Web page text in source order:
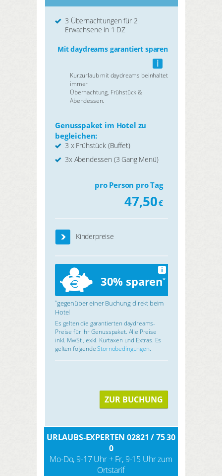
3 Übernachtungen für 2
Erwachsene in 1 DZ
Mit daydreams garantiert sparen
i
Kurzurlaub mit daydreams beinhaltet
immer
Übernachtung, Frühstück &
Abendessen.
Genusspaket im Hotel zu
begleichen:
3 x Frühstück (Buffet)
3x Abendessen (3 Gang Menü)
pro Person pro Tag
47,50€
Kinderpreise
30% sparen*
i
*gegenüber einer Buchung direkt beim
Hotel
Es gelten die garantierten daydreams-
Preise für Ihr Genusspaket. Alle Preise
inkl. MwSt., exkl. Kurtaxen und Extras. Es
gelten folgendeStornobedingungen.
ZUR BUCHUNG
URLAUBS-EXPERTEN 02821 / 75 30
0
Mo-Do, 9-17 Uhr + Fr, 9-15 Uhr zum
Ortstarif